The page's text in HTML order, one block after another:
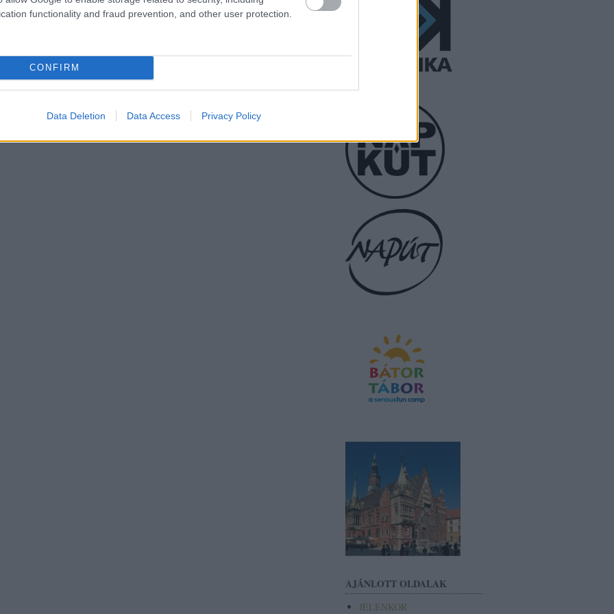
functionality and fraud prevention, and other user protection.
CONFIRM
Data Deletion Data Access Privacy Policy
AJÁNLOTT OLDALAK
JELENKOR